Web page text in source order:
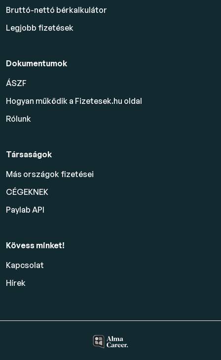
Bruttó-nettó bérkalkulátor
Legjobb fizetések
Dokumentumok
ÁSZF
Hogyan működik a Fizetesek.hu oldal
Rólunk
Társaságok
Más országok fizetései
CÉGEKNEK
Paylab API
Kövess minket!
Kapcsolat
Hírek